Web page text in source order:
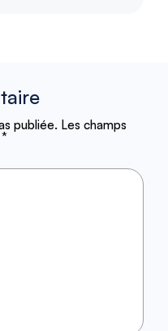
publiée. Les champs
*